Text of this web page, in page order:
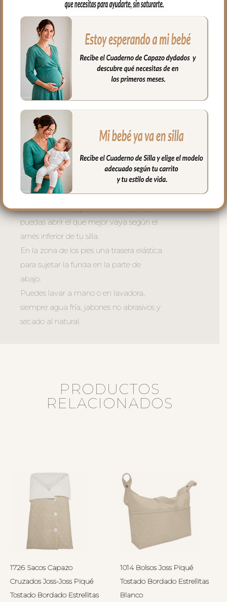
capota va unida al respaldo y no puedes
usar la trasera. Cuenta con un sistema de
sujeción adicional el S_PLUS para
conseguir que a la funda quede mejor
sujeta al respaldo. Son unas cintas que
pasas por las aberturas de los arneses en
el respaldo hasta pasar a la parte
posterior y se abrochan entre ellas.
Las aberturas verticales en el respaldo y
ojales en el culete son aptas para la salida
de arenes de todo tipo de sillas.
Abertura en el centro de la funda para
permitir plegar las sillas que tienen cierre
de libro.
En el culete dos ojales cerrados para que
puedas abrir el que mejor vaya según el
arnés inferior de tu silla.
En la zona de los pies una trasera elástica
para sujetar la funda en la parte de
abajo.
Puedes lavar a mano o en lavadora,
siempre agua fría, jabones no abrasivos y
secado al natural.
PRODUCTOS
RELACIONADOS
1726 Sacos Capazo
Cruzados Joss-Joss Piqué
Tostado Bordado Estrellitas
1014 Bolsos Joss Piqué
Tostado Bordado Estrellitas
Blanco